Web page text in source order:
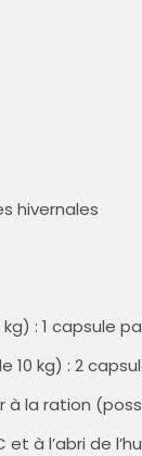
hivernales
: 1 capsule
10 kg) : 2
la ration
à l’abri de